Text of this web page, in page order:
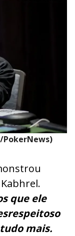
PokerNews)
que ele
mais.